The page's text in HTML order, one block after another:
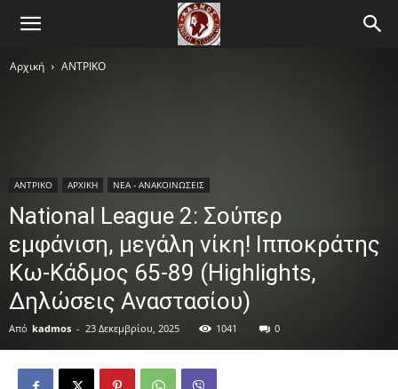
Αρχική ΑΝTΡΙΚΟ
ΑΝTΡΙΚΟ ΑΡΧΙΚΗ ΝΕΑ - ΑΝΑΚΟΙΝΩΣΕΙΣ
National League 2: Σούπερ
εμφάνιση, μεγάλη νίκη! Ιπποκράτης
Κω-Κάδμος 65-89 (Highlights,
Δηλώσεις Αναστασίου)
Από kadmos - 23 Δεκεμβρίου, 2025 1041 0